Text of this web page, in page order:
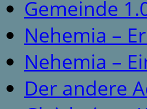
Gemeinde
Nehemia –
Nehemia –
Der andere